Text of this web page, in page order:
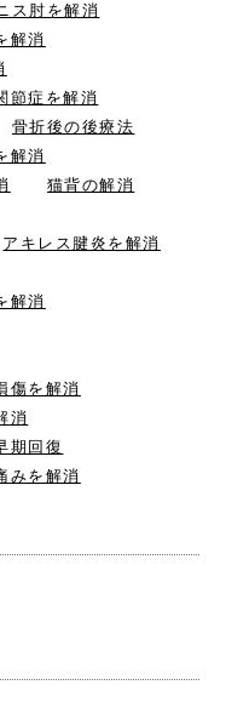
ス肘を解消
解消
節症を解消
骨折後の後療法
解消
猫背の解消
アキレス腱炎を解消
解消
傷を解消
消
期回復
みを解消